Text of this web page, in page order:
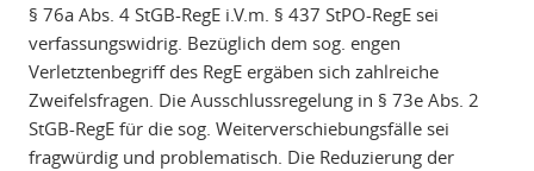
§ 76a Abs. 4 StGB-RegE i.V.m. § 437 StPO-RegE sei
verfassungswidrig. Bezüglich dem sog. engen
Verletztenbegriff des RegE ergäben sich zahlreiche
Zweifelsfragen. Die Ausschlussregelung in § 73e Abs. 2
StGB-RegE für die sog. Weiterverschiebungsfälle sei
fragwürdig und problematisch. Die Reduzierung der